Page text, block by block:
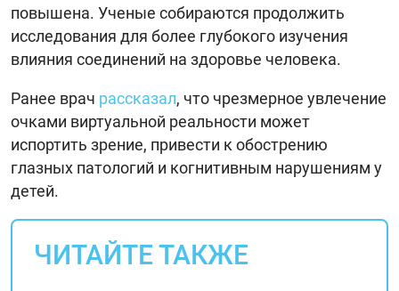
повышена. Ученые собираются продолжить
исследования для более глубокого изучения
влияния соединений на здоровье человека.
Ранее врач рассказал, что чрезмерное увлечение
очками виртуальной реальности может
испортить зрение, привести к обострению
глазных патологий и когнитивным нарушениям у
детей.
ЧИТАЙТЕ ТАКЖЕ